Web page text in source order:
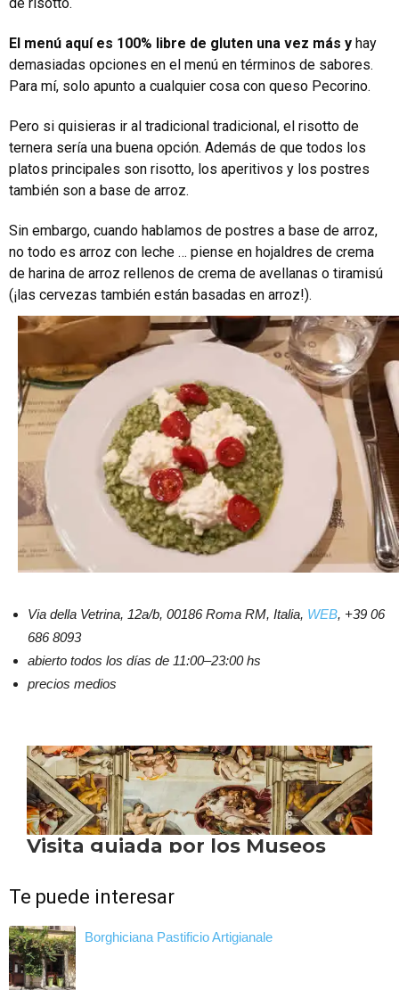
El menú aquí es 100% libre de gluten una vez más y hay
demasiadas opciones en el menú en términos de sabores.
Para mí, solo apunto a cualquier cosa con queso Pecorino.
Pero si quisieras ir al tradicional tradicional, el risotto de
ternera sería una buena opción. Además de que todos los
platos principales son risotto, los aperitivos y los postres
también son a base de arroz.
Sin embargo, cuando hablamos de postres a base de arroz,
no todo es arroz con leche … piense en hojaldres de crema
de harina de arroz rellenos de crema de avellanas o tiramisú
(¡las cervezas también están basadas en arroz!).
Via della Vetrina, 12a/b, 00186 Roma RM, Italia, WEB, +39 06
686 8093
abierto todos los días de 11:00–23:00 hs
precios medios
Te puede interesar
Borghiciana Pastificio Artigianale